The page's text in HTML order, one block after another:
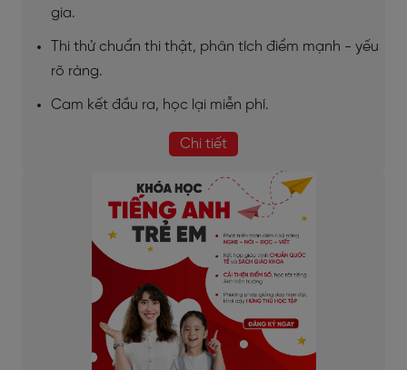
gia.
Thi thử chuẩn thi thật, phân tích điểm mạnh - yếu
rõ ràng.
Cam kết đầu ra, học lại miễn phí.
Chi tiết